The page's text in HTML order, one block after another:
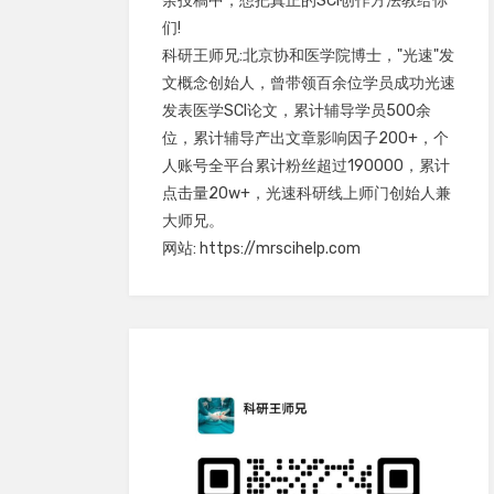
们!
科研王师兄:北京协和医学院博士，"光速"发
文概念创始人，曾带领百余位学员成功光速
发表医学SCI论文，累计辅导学员500余
位，累计辅导产出文章影响因子200+，个
人账号全平台累计粉丝超过190000，累计
点击量20w+，光速科研线上师门创始人兼
大师兄。
网站: https://mrscihelp.com